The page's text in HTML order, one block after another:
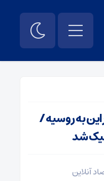
به روسیه /
آنلاین